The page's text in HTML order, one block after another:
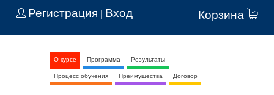
Регистрация Вход Корзина
О курсе Программа Результаты
Процесс обучения Преимущества Договор